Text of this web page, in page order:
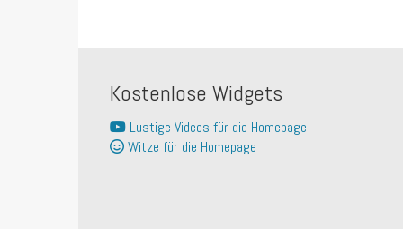
Kostenlose Widgets
Lustige Videos für die Homepage
Witze für die Homepage